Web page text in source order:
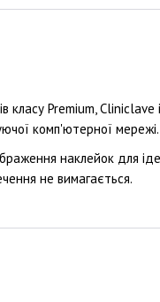
Premium, Cliniclave
комп'ютерної мережі.
наклейок для
не вимагається.